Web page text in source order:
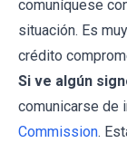
comuníquese
situación. Es
crédito
Si ve algún
comunicarse de
Commission.